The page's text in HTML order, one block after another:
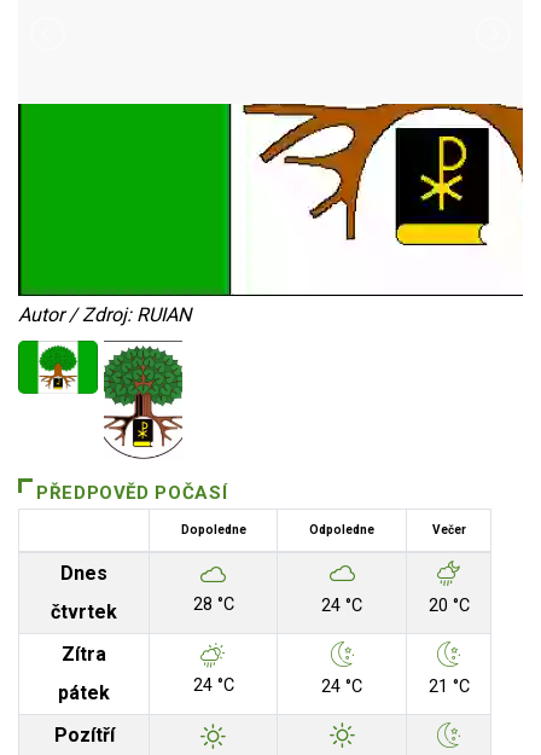
Autor / Zdroj: RUIAN
PŘEDPOVĚD POČASÍ
Dopoledne Odpoledne Večer
Dnes
čtvrtek
28 °C 24 °C 20 °C
Zítra
pátek
24 °C 24 °C 21 °C
Pozítří